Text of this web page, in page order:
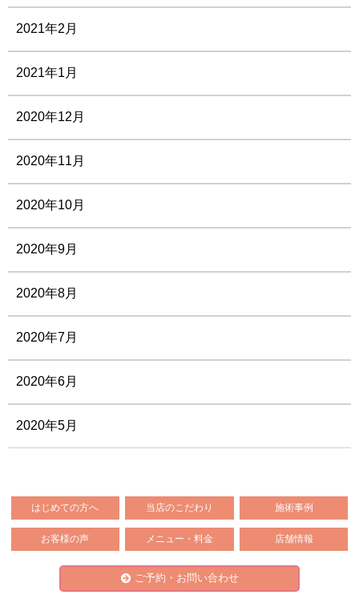
2021年2月
2021年1月
2020年12月
2020年11月
2020年10月
2020年9月
2020年8月
2020年7月
2020年6月
2020年5月
はじめての方へ 当店のこだわり 施術事例
お客様の声 メニュー・料金 店舗情報
ご予約・お問い合わせ